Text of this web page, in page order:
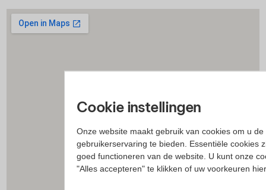
Cookie instellingen
Onze website maakt gebruik van cookies om u
gebruikerservaring te bieden. Essentiële cookies
goed functioneren van de website. U kunt onze
"Alles accepteren" te klikken of uw voorkeuren